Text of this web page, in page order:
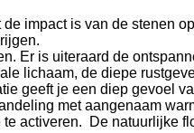
impact is van de stenen
Er is uiteraard de
lichaam, de diepe
geeft je een diep gevoel
met aangenaam
activeren. De natuurlijke